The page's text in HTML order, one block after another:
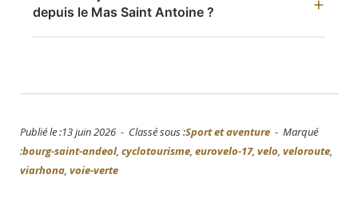
depuis le Mas Saint Antoine ?
Publié le :13 juin 2026 - Classé sous :Sport et aventure - Marqué
:bourg-saint-andeol, cyclotourisme, eurovelo-17, velo, veloroute,
viarhona, voie-verte